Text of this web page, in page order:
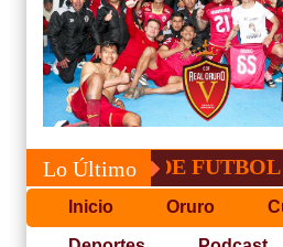
Lo Último
DE FUTBOL
Inicio Oruro